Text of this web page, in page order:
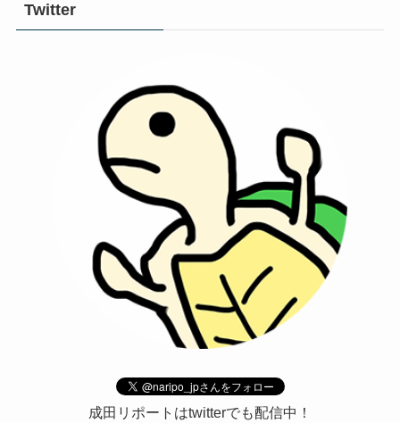
Twitter
成田リポートはtwitterでも配信中！